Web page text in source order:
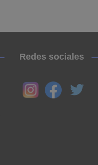
Redes sociales